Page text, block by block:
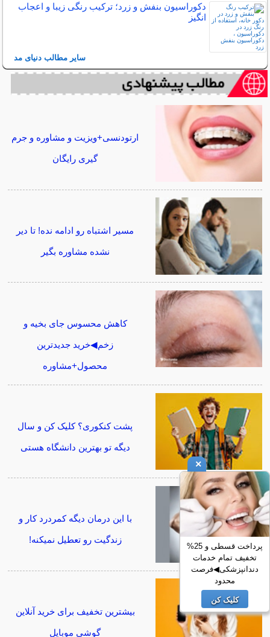
دکوراسیون بنفش و زرد؛ ترکیب رنگی زیبا و اعجاب
انگیز
سایر مطالب دنیای مد
ارتودنسی+ویزیت و مشاوره و جرم
گیری رایگان
مسیر اشتباه رو ادامه نده! تا دیر
نشده مشاوره بگیر
کاهش محسوس جای بخیه و
زخم◀خرید جدیدترین
محصول+مشاوره
پشت کنکوری؟ کلیک کن و سال
دیگه تو بهترین دانشگاه هستی
با این درمان دیگه کمردرد کار و
زندگیت رو تعطیل نمیکنه!
بیشترین تخفیف برای خرید آنلاین
گوشی موبایل
×
پرداخت قسطی و 25%
تخفیف تمام خدمات
دندانپزشکی◀فرصت
محدود
کلیک کن